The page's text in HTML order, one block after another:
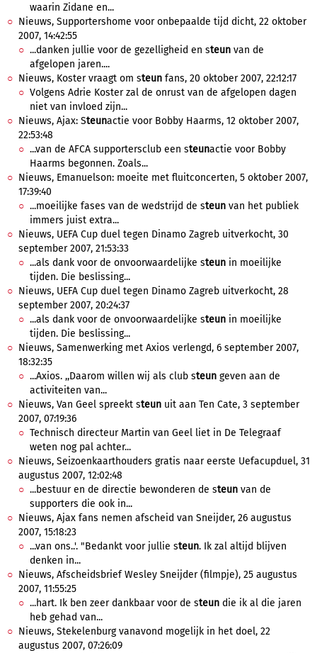
waarin Zidane en...
Nieuws, Supportershome voor onbepaalde tijd dicht, 22 oktober
2007, 14:42:55
...danken jullie voor de gezelligheid en steun van de
afgelopen jaren....
Nieuws, Koster vraagt om steun fans, 20 oktober 2007, 22:12:17
Volgens Adrie Koster zal de onrust van de afgelopen dagen
niet van invloed zijn...
Nieuws, Ajax: Steunactie voor Bobby Haarms, 12 oktober 2007,
22:53:48
...van de AFCA supportersclub een steunactie voor Bobby
Haarms begonnen. Zoals...
Nieuws, Emanuelson: moeite met fluitconcerten, 5 oktober 2007,
17:39:40
...moeilijke fases van de wedstrijd de steun van het publiek
immers juist extra...
Nieuws, UEFA Cup duel tegen Dinamo Zagreb uitverkocht, 30
september 2007, 21:53:33
...als dank voor de onvoorwaardelijke steun in moeilijke
tijden. Die beslissing...
Nieuws, UEFA Cup duel tegen Dinamo Zagreb uitverkocht, 28
september 2007, 20:24:37
...als dank voor de onvoorwaardelijke steun in moeilijke
tijden. Die beslissing...
Nieuws, Samenwerking met Axios verlengd, 6 september 2007,
18:32:35
...Axios. ,,Daarom willen wij als club steun geven aan de
activiteiten van...
Nieuws, Van Geel spreekt steun uit aan Ten Cate, 3 september
2007, 07:19:36
Technisch directeur Martin van Geel liet in De Telegraaf
weten nog pal achter...
Nieuws, Seizoenkaarthouders gratis naar eerste Uefacupduel, 31
augustus 2007, 12:02:48
...bestuur en de directie bewonderen de steun van de
supporters die ook in...
Nieuws, Ajax fans nemen afscheid van Sneijder, 26 augustus
2007, 15:18:23
...van ons..'. "Bedankt voor jullie steun. Ik zal altijd blijven
denken in...
Nieuws, Afscheidsbrief Wesley Sneijder (filmpje), 25 augustus
2007, 11:55:25
...hart. Ik ben zeer dankbaar voor de steun die ik al die jaren
heb gehad van...
Nieuws, Stekelenburg vanavond mogelijk in het doel, 22
augustus 2007, 07:26:09